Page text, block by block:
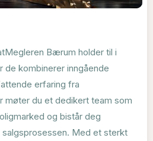
Bærum holder til i
de kombinerer inngående
erfaring fra
møter du et dedikert team som
og bistår deg
Med et sterkt